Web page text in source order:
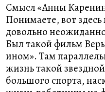
Смысл «Анны
Понимаете, вот
довольно
Был такой фильм
ином». Там
жизнь такой
большого спорта,